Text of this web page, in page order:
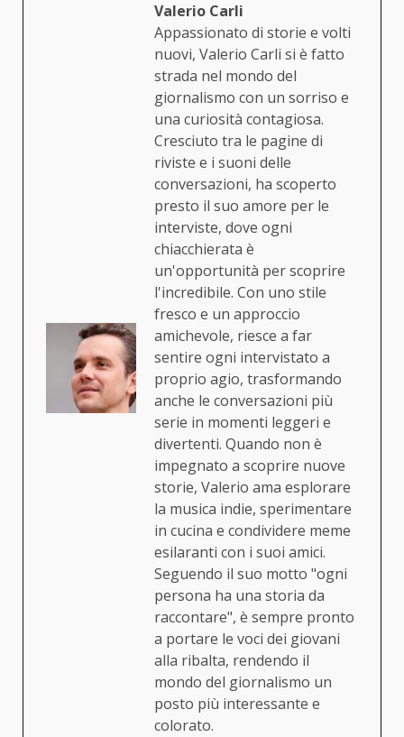
Valerio Carli
Appassionato di storie e volti
nuovi, Valerio Carli si è fatto
strada nel mondo del
giornalismo con un sorriso e
una curiosità contagiosa.
Cresciuto tra le pagine di
riviste e i suoni delle
conversazioni, ha scoperto
presto il suo amore per le
interviste, dove ogni
chiacchierata è
un'opportunità per scoprire
l'incredibile. Con uno stile
fresco e un approccio
amichevole, riesce a far
sentire ogni intervistato a
proprio agio, trasformando
anche le conversazioni più
serie in momenti leggeri e
divertenti. Quando non è
impegnato a scoprire nuove
storie, Valerio ama esplorare
la musica indie, sperimentare
in cucina e condividere meme
esilaranti con i suoi amici.
Seguendo il suo motto "ogni
persona ha una storia da
raccontare", è sempre pronto
a portare le voci dei giovani
alla ribalta, rendendo il
mondo del giornalismo un
posto più interessante e
colorato.